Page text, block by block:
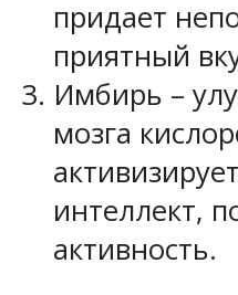
придает
приятный
Имбирь –
мозга
интеллект,
активность.